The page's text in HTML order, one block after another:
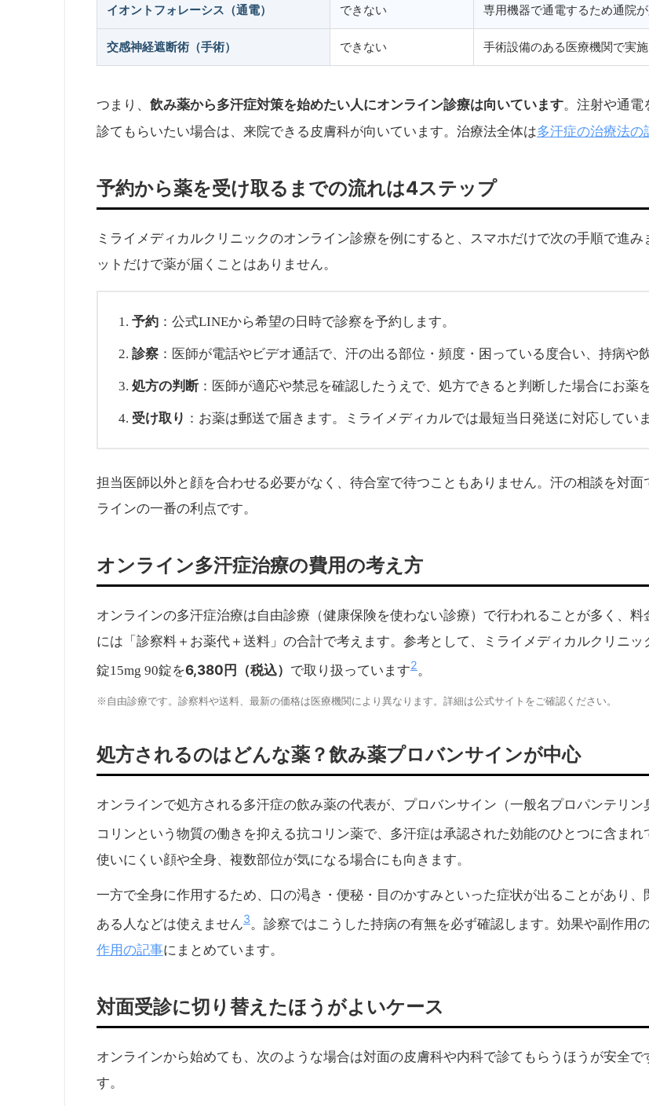
イオントフォレーシス（通電） できない 専用機器で通電するため通院
交感神経遮断術（手術） できない 手術設備のある医療機関で実施
つまり、 飲み薬から多汗症対策を始めたい人にオンライン診療は向いています。注射や通電
診てもらいたい場合は、来院できる皮膚科が向いています。治療法全体は多汗症の治療法の
予約から薬を受け取るまでの流れは4ステップ
ミライメディカルクリニックのオンライン診療を例にすると、スマホだけで次の手順で進
ットだけで薬が届くことはありません。
予約：公式LINEから希望の日時で診察を予約します。
診察：医師が電話やビデオ通話で、汗の出る部位・頻度・困っている度合い、持病や
処方の判断：医師が適応や禁忌を確認したうえで、処方できると判断した場合にお薬
受け取り ：お薬は郵送で届きます。ミライメディカルでは最短当日発送に対応していま
担当医師以外と顔を合わせる必要がなく、待合室で待つこともありません。汗の相談を対
ラインの一番の利点です。
オンライン多汗症治療の費用の考え方
オンラインの多汗症治療は自由診療（健康保険を使わない診療）で行われることが多く、
には「診察料＋お薬代＋送料」の合計で考えます。参考として、ミライメディカルクリニ
錠15mg 90錠を6,380円（税込） で取り扱っています2。
※自由診療です。診察料や送料、最新の価格は医療機関により異なります。詳細は公式サイトをご確認ください。
処方されるのはどんな薬？飲み薬プロバンサインが中心
オンラインで処方される多汗症の飲み薬の代表が、プロバンサイン（一般名プロパンテリ
コリンという物質の働きを抑える抗コリン薬で、多汗症は承認された効能のひとつに含まれ
使いにくい顔や全身、複数部位が気になる場合にも向きます。
一方で全身に作用するため、口の渇き・便秘・目のかすみといった症状が出ることがあり
ある人などは使えません3。診察ではこうした持病の有無を必ず確認します。効果や副作用
作用の記事にまとめています。
対面受診に切り替えたほうがよいケース
オンラインから始めても、次のような場合は対面の皮膚科や内科で診てもらうほうが安全
す。